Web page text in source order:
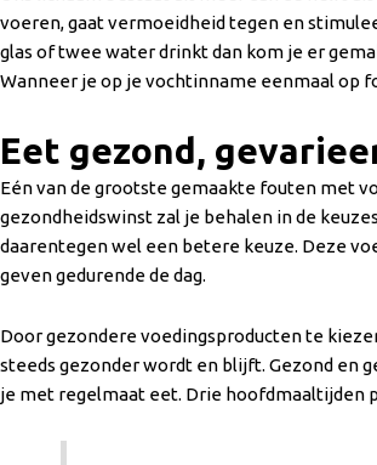
voeren, gaat vermoeidheid tegen en
glas of twee water drinkt dan kom je er
Wanneer je op je vochtinname eenmaal op
Eet gezond,
Eén van de grootste gemaakte fouten met
gezondheidswinst zal je behalen in de
daarentegen wel een betere keuze. Deze
geven gedurende de dag.
Door gezondere voedingsproducten te
steeds gezonder wordt en blijft. Gezond en
je met regelmaat eet. Drie hoofdmaaltijden